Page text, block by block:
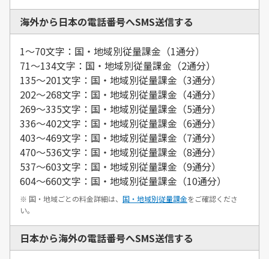
海外から日本の電話番号へSMS送信する
1～70文字：国・地域別従量課金（1通分）
71～134文字：国・地域別従量課金（2通分）
135～201文字：国・地域別従量課金（3通分）
202～268文字：国・地域別従量課金（4通分）
269～335文字：国・地域別従量課金（5通分）
336～402文字：国・地域別従量課金（6通分）
403～469文字：国・地域別従量課金（7通分）
470～536文字：国・地域別従量課金（8通分）
537～603文字：国・地域別従量課金（9通分）
604～660文字：国・地域別従量課金（10通分）
※ 国・地域ごとの料金詳細は、 国・地域別従量課金をご確認くださ
い。
日本から海外の電話番号へSMS送信する